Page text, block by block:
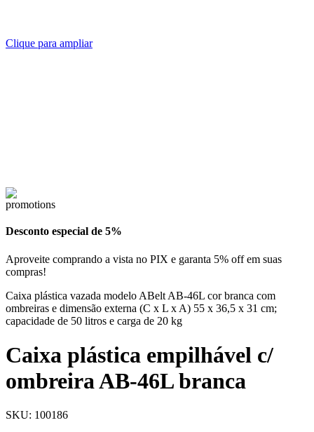
Clique para ampliar
Desconto especial de 5%
Aproveite comprando a vista no PIX e garanta 5% off em suas
compras!
Caixa plástica vazada modelo ABelt AB-46L cor branca com
ombreiras e dimensão externa (C x L x A) 55 x 36,5 x 31 cm;
capacidade de 50 litros e carga de 20 kg
Caixa plástica empilhável c/
ombreira AB-46L branca
SKU: 100186